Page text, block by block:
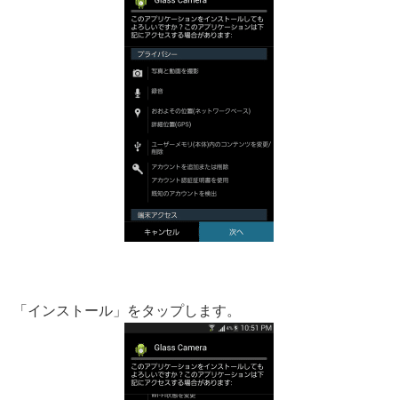
「インストール」をタップします。